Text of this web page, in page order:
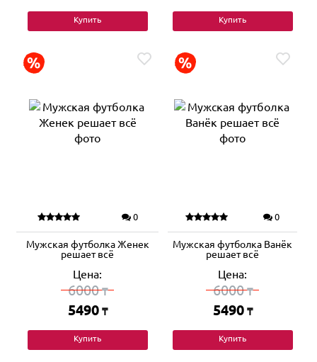
Купить Купить
0
Мужская футболка Женек
решает всё
Цена:
6000₸
5490 ₸
Купить
0
Мужская футболка Ванёк
решает всё
Цена:
6000₸
5490 ₸
Купить